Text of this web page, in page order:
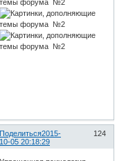
Поделиться 124
2015-
10-05 20:18:29